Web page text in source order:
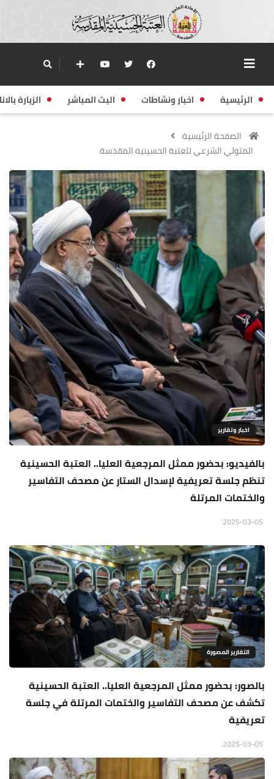
الرئيسية اخبار ونشاطات البث المباشر الزيارة
الصفحة الرئيسية
المتولي الشرعي للعتبة الحسينية المقدسة
اخبار وتقارير
بالفيديو: بحضور ممثل المرجعية العليا.. العتبة الحسينية
تنظم جلسة تعريفية لإسدال الستار عن مصحف التفاسير
والختمات المرتلة
التقارير المصورة
بالصور: بحضور ممثل المرجعية العليا.. العتبة الحسينية
تكشف عن مصحف التفاسير والختمات المرتلة في جلسة
تعريفية